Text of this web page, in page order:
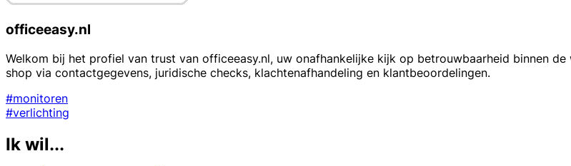
officeeasy.nl
Welkom bij het profiel van trust van officeeasy.nl, uw onafhankelijke kijk op betrouwbaarheid binnen
shop via contactgegevens, juridische checks, klachtenafhandeling en klantbeoordelingen.
#monitoren
#verlichting
Ik wil...